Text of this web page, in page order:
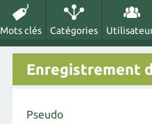
Mots clés Catégories
Enregistrement
Pseudo